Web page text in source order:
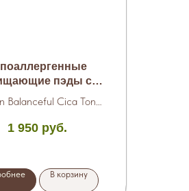
пэды с
60 шт. (180
Balanceful Cica Toner
1 950 руб.
В корзину